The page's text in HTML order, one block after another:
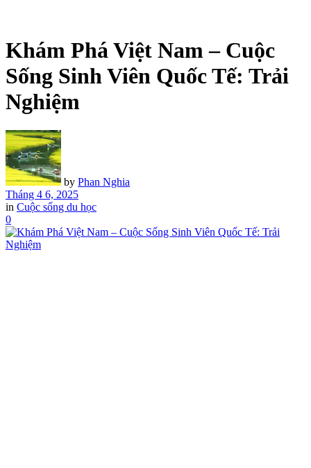
Khám Phá Việt Nam – Cuộc
Sống Sinh Viên Quốc Tế: Trải
Nghiệm
by Phan Nghia
Tháng 4 6, 2025
in Cuộc sống du học
0